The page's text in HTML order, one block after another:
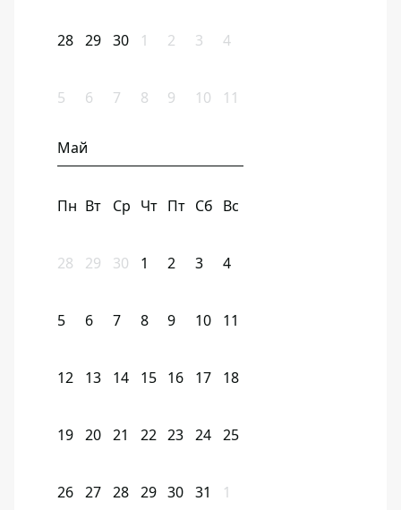
28 29 30 1 2 3 4
5 6 7 8 9 10 11
Май
Пн Вт Ср Чт Пт Сб Вс
28 29 30 1 2 3 4
5 6 7 8 9 10 11
12 13 14 15 16 17 18
19 20 21 22 23 24 25
26 27 28 29 30 31 1